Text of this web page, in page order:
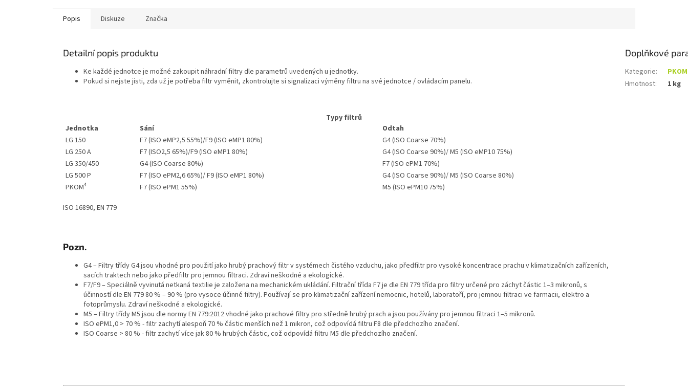
Popis Diskuze Značka
Detailní popis produktu
Ke každé jednotce je možné zakoupit náhradní filtry dle parametrů uvedených u jednotky.
Pokud si nejste jisti, zda už je potřeba filtr vyměnit, zkontrolujte si signalizaci výměny filtru na své jednotce / ovládacím panelu.
Typy filtrů
Jednotka
Sání
Odtah
LG 150
F7 (ISO eMP2,5 55%)/F9 (ISO eMP1 80%)
G4 (ISO Coarse 70%)
LG 250 A
F7 (ISO2,5 65%)/F9 (ISO eMP1 80%)
G4 (ISO Coarse 90%)/ M5 (ISO eMP10 75%)
LG 350/450
G4 (ISO Coarse 80%)
F7 (ISO ePM1 70%)
LG 500 P
F7 (ISO ePM2,6 65%)/ F9 (ISO eMP1 80%)
G4 (ISO Coarse 90%)/ M5 (ISO Coarse 80%)
PKOM4 F7(ISO ePM1 55%)
M5 (ISO ePM10 75%)
ISO 16890, EN 779
Pozn.
G4 – Filtry třídy G4 jsou vhodné pro použití jako hrubý prachový filtr v systémech čistého vzduchu, jako předfiltr pro vysoké koncentrace prachu v klimatizačních zařízeních,
sacích traktech nebo jako předfiltr pro jemnou filtraci. Zdraví neškodné a ekologické.
F7/F9 – Speciálně vyvinutá netkaná textilie je založena na mechanickém ukládání. Filtrační třída F7 je dle EN 779 třída pro filtry určené pro záchyt částic 1–3 mikronů, s
účinností dle EN 779 80 % – 90 % (pro vysoce účinné filtry). Používají se pro klimatizační zařízení nemocnic, hotelů, laboratoří, pro jemnou filtraci ve farmacii, elektro a
fotoprůmyslu. Zdraví neškodné a ekologické.
M5 – Filtry třídy M5 jsou dle normy EN 779:2012 vhodné jako prachové filtry pro středně hrubý prach a jsou používány pro jemnou filtraci 1–5 mikronů.
ISO ePM1,0 > 70 % - filtr zachytí alespoň 70 % částic menších než 1 mikron, což odpovídá filtru F8 dle předchozího značení.
ISO Coarse > 80 % - filtr zachytí více jak 80 % hrubých částic, což odpovídá filtru M5 dle předchozího značení.
Doplňkové
Kategorie:
Hmotnost: 1 kg